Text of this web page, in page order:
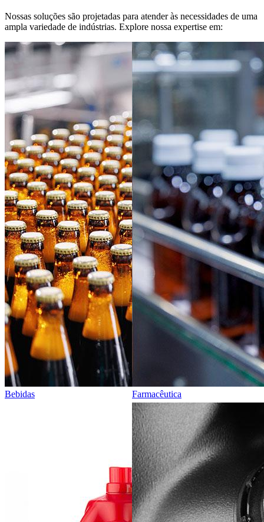
Nossas soluções são projetadas para atender às necessidades de uma
ampla variedade de indústrias. Explore nossa expertise em:
Bebidas Farmacêutica